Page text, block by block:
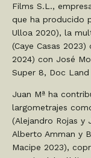
Films S.L.,
que ha producido
Ulloa 2020), la
(Caye Casas
2024) con José
Super 8, Doc Land
Juan Mª ha
largometrajes
(Alejandro Rojas y
Alberto Amman y
Macipe 2023),